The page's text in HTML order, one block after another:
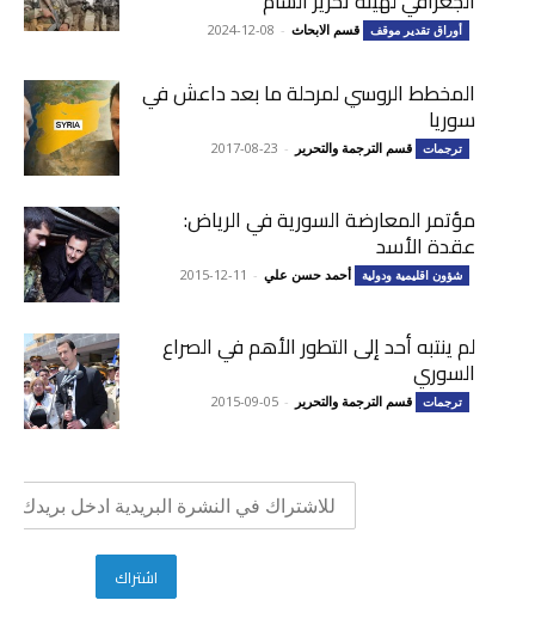
أوراق تقدير موقف قسم الابحاث -
2024-12-08
المخطط الروسي لمرحلة ما بعد داعش في
سوريا
ترجمات قسم الترجمة والتحرير -
2017-08-23
مؤتمر المعارضة السورية في الرياض:
عقدة الأسد
شؤون اقليمية ودولية أحمد حسن علي -
2015-12-11
لم ينتبه أحد إلى التطور الأهم في الصراع
السوري
ترجمات قسم الترجمة والتحرير -
2015-09-05